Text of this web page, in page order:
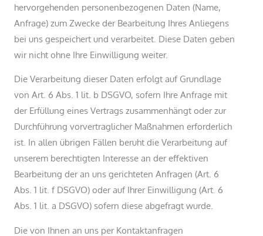
hervorgehenden personenbezogenen Daten (Name,
Anfrage) zum Zwecke der Bearbeitung Ihres Anliegens
bei uns gespeichert und verarbeitet. Diese Daten geben
wir nicht ohne Ihre Einwilligung weiter.
Die Verarbeitung dieser Daten erfolgt auf Grundlage
von Art. 6 Abs. 1 lit. b DSGVO, sofern Ihre Anfrage mit
der Erfüllung eines Vertrags zusammenhängt oder zur
Durchführung vorvertraglicher Maßnahmen erforderlich
ist. In allen übrigen Fällen beruht die Verarbeitung auf
unserem berechtigten Interesse an der effektiven
Bearbeitung der an uns gerichteten Anfragen (Art. 6
Abs. 1 lit. f DSGVO) oder auf Ihrer Einwilligung (Art. 6
Abs. 1 lit. a DSGVO) sofern diese abgefragt wurde.
Die von Ihnen an uns per Kontaktanfragen